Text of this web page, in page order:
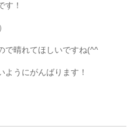
す！
で晴れてほしいですね(^^
うにがんばります！